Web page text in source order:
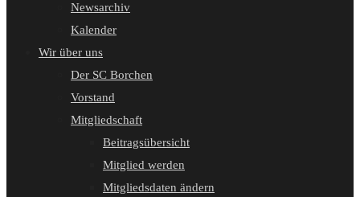
Newsarchiv
Kalender
Wir über uns
Der SC Borchen
Vorstand
Mitgliedschaft
Beitragsübersicht
Mitglied werden
Mitgliedsdaten ändern